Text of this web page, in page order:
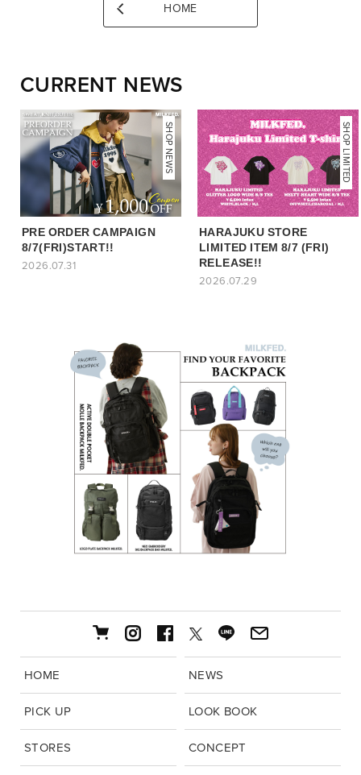
HOME
CURRENT NEWS
NEWS
SHOP NEWS
PRE ORDER CAMPAIGN
8/7(FRI)START!!
2026.07.31
SHOP LIMITED
HARAJUKU STORE
LIMITED ITEM 8/7 (FRI)
RELEASE!!
2026.07.29
HOME NEWS
PICK UP LOOK BOOK
STORES CONCEPT